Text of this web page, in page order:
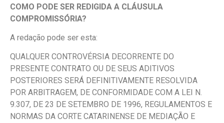
COMO PODE SER REDIGIDA A CLÁUSULA
COMPROMISSÓRIA?
A redação pode ser esta:
QUALQUER CONTROVÉRSIA DECORRENTE DO
PRESENTE CONTRATO OU DE SEUS ADITIVOS
POSTERIORES SERÁ DEFINITIVAMENTE RESOLVIDA
POR ARBITRAGEM, DE CONFORMIDADE COM A LEI N.
9.307, DE 23 DE SETEMBRO DE 1996, REGULAMENTOS E
NORMAS DA CORTE CATARINENSE DE MEDIAÇÃO E